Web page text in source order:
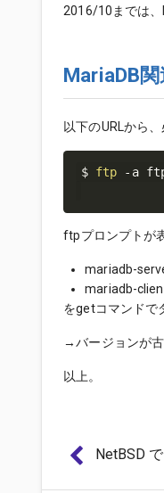
2016/10までは、
MariaDB
以下のURLから
$ ftp
ftpプロンプトが
mariadb-
mariadb-
をgetコマンドで
→バージョンが古
以上。
NetBSD